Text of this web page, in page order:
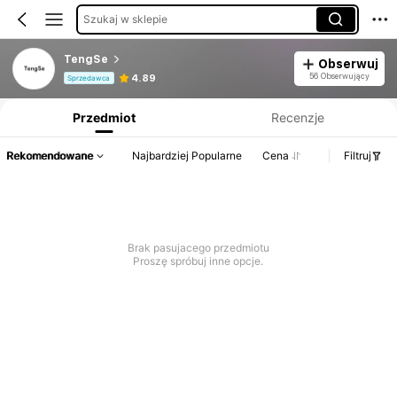
Szukaj w sklepie
TengSe
Sprzedawca 4.89
Obserwuj
56 Obserwujący
Przedmiot Recenzje
Rekomendowane Najbardziej Popularne Cena Filtruj
Brak pasujacego przedmiotu
Proszę spróbuj inne opcje.